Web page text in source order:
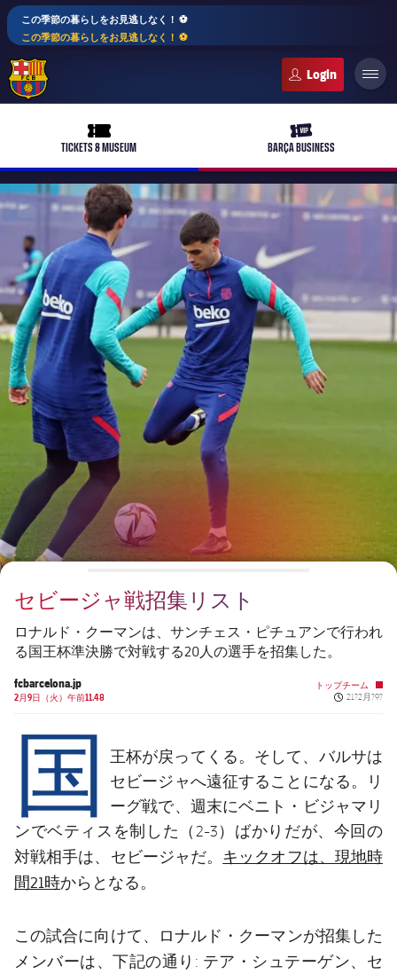
この季節の暮らしをお見逃しなく！ ⚽️
この季節の暮らしをお見逃しなく！ ⚽️
ticket-full
TICKETS & MUSEUM
ticket-vip
BARÇA BUSINESS
plusicon
label.aria.plus
バルサアカデミー
plusicon
label.aria.plus
10年毎
会長
レジェンド
監督
plusicon
label.aria.plus
プレスパス
Facilities
PLUSICON
LABEL.ARIA.PLUS
トップチーム
女子サッカー
plusicon
label.aria.plus
スケジュール
チケット
結果
順位表
バルサAtlètic
plusicon
label.aria.plus
スケジュール
チケット
結果
順位表
PLUSICON
LABEL.ARIA.PLUS
トップチーム
plusicon
label.aria.plus
スケジュール
チケット
結果
順位表
PLUSICON
LABEL.ARIA.PLUS
トップチーム
スケジュール
チケット
結果
順位表
PLUSICON
LABEL.ARIA.PLUS
トップチーム
スケジュール
チケット
結果
順位表
トップチーム
plusicon
label.aria.plus
スケジュール
チケット
結果
順位表
セビージャ戦招集リスト
ロナルド・クーマンは、サンチェス・ピチュアンで行われ
る国王杯準決勝で対戦する20人の選手を招集した。
fcbarcelona.jp
2月9日（火）午前11.48
トップチーム
Published
21?2月?9?
国 王杯が戻ってくる。そして、バルサは
セビージャへ遠征することになる。リ
ーグ戦で、週末にベニト・ビジャマリ
ンでベティスを制した（2-3）ばかりだが、今回の
対戦相手は、 セビージャだ。 キックオフは、現地時
間21時からとなる。
この試合に向けて、ロナルド・クーマンが招集した
メンバーは、下記の通り: テア・シュテーゲン、セ